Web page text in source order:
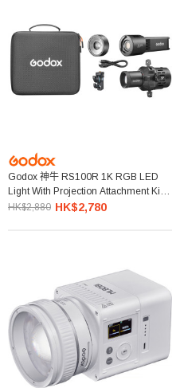
Godox 神牛 RS100R 1K RGB LED
Light With Projection Attachment Kit
全彩補光燈連投影筒套裝
HK$2,880 HK$2,780